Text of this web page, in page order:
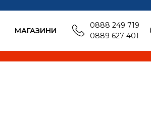
MАГАЗИНИ
0888 249 719
0889 627 401